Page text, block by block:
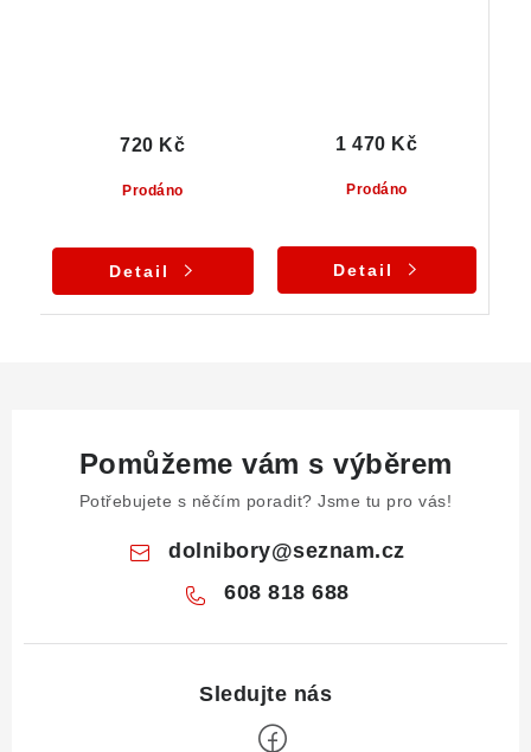
Prodáno
720 Kč
Detail
Prodáno
1 470 Kč
Detail
Pomůžeme vám s výběrem
Potřebujete s něčím poradit? Jsme tu pro vás!
dolnibory@seznam.cz
608 818 688